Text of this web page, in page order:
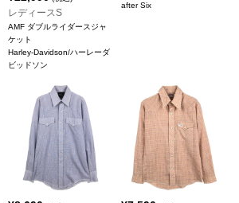
レディースS
AMF ダブルライダースジャ
ケット
Harley-Davidson/ハーレーダ
ビッドソン
after Six